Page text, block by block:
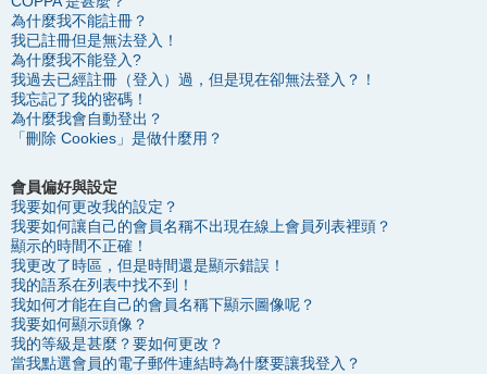
為什麼我不能註冊？
我已註冊但是無法登入！
為什麼我不能登入?
我過去已經註冊（登入）過，但是現在卻無法登入？！
我忘記了我的密碼！
為什麼我會自動登出？
「刪除 Cookies」是做什麼用？
會員偏好與設定
我要如何更改我的設定？
我要如何讓自己的會員名稱不出現在線上會員列表裡頭？
顯示的時間不正確！
我更改了時區，但是時間還是顯示錯誤！
我的語系在列表中找不到！
我如何才能在自己的會員名稱下顯示圖像呢？
我要如何顯示頭像？
我的等級是甚麼？要如何更改？
當我點選會員的電子郵件連結時為什麼要讓我登入？